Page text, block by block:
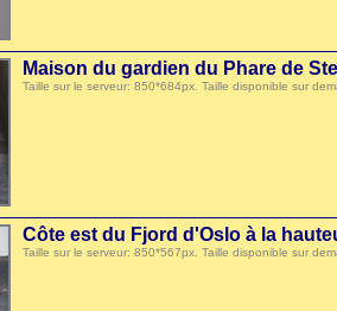
Maison du gardien du Phare de
Taille sur le serveur: 850*684px. Taille disponible sur
Côte est du Fjord d'Oslo à la
Taille sur le serveur: 850*567px. Taille disponible sur